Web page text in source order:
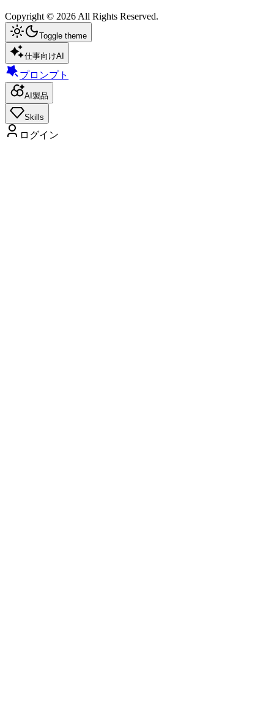
Copyright © 2026 All Rights Reserved.
Toggle theme
仕事向けAI
プロンプト
AI製品
Skills
ログイン